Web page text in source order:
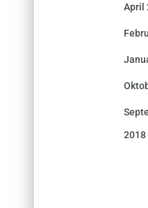
April
2018